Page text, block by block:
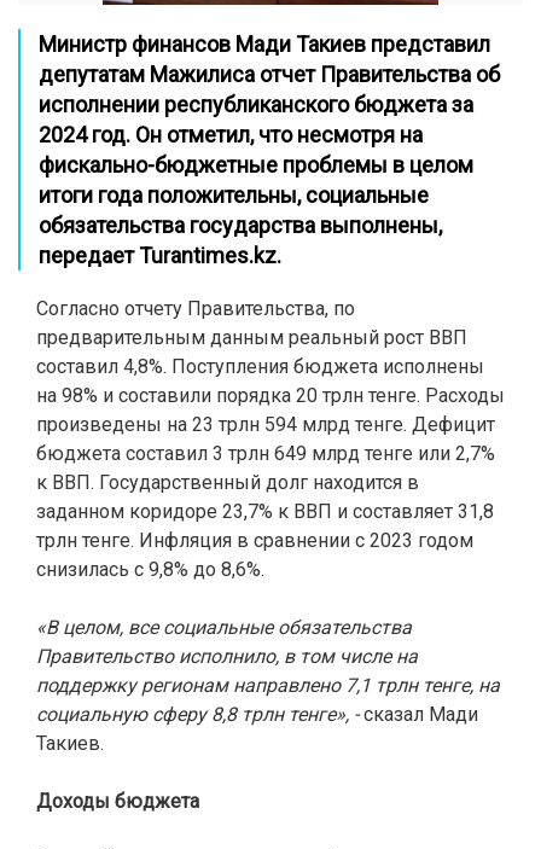
Министр финансов Мади Такиев представил
депутатам Мажилиса отчет Правительства об
исполнении республиканского бюджета за
2024 год. Он отметил, что несмотря на
фискально-бюджетные проблемы в целом
итоги года положительны, социальные
обязательства государства выполнены,
передаетTurantimes.kz.
Согласно отчету Правительства, по
предварительным данным реальный рост ВВП
составил 4,8%. Поступления бюджета исполнены
на 98% и составили порядка 20 трлн тенге. Расходы
произведены на 23 трлн 594 млрд тенге. Дефицит
бюджета составил 3 трлн 649 млрд тенге или 2,7%
к ВВП. Государственный долг находится в
заданном коридоре 23,7% к ВВП и составляет 31,8
трлн тенге. Инфляция в сравнении с 2023 годом
снизилась с 9,8% до 8,6%.
«В целом, все социальные обязательства
Правительство исполнило, в том числе на
поддержку регионам направлено 7,1 трлн тенге, на
социальную сферу 8,8 трлн тенге», -сказал Мади
Такиев.
Доходы бюджета